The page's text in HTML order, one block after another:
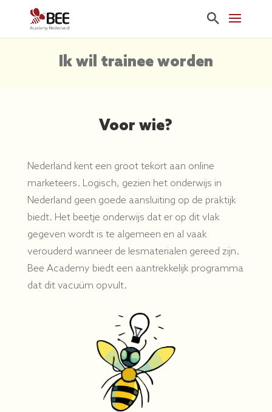
Ik wil trainee worden
Voor wie?
Nederland kent een groot tekort aan online
marketeers. Logisch, gezien het onderwijs in
Nederland geen goede aansluiting op de praktijk
biedt. Het beetje onderwijs dat er op dit vlak
gegeven wordt is te algemeen en al vaak
verouderd wanneer de lesmaterialen gereed zijn.
Bee Academy biedt een aantrekkelijk programma
dat dit vacuüm opvult.